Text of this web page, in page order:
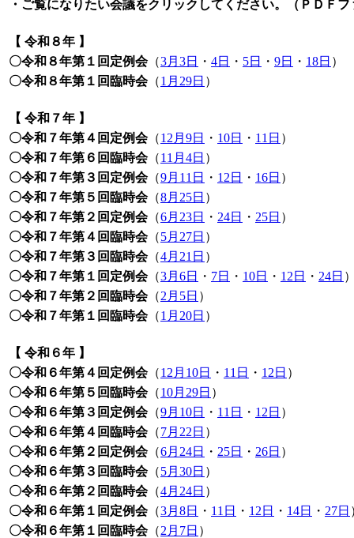
・ご覧になりたい会議をクリックしてください。（ＰＤＦフ
【 令和８年 】
〇令和８年第１回定例会（3月3日 ・ 4日 ・ 5日 ・ 9日 ・ 18日 ）
〇令和８年第１回臨時会（1月29日 ）
【 令和７年 】
〇令和７年第４回定例会（12月9日 ・ 10日 ・ 11日 ）
〇令和７年第６回臨時会（11月4日 ）
〇令和７年第３回定例会（9月11日 ・ 12日 ・ 16日 ）
〇令和７年第５回臨時会（8月25日 ）
〇令和７年第２回定例会（6月23日 ・ 24日 ・ 25日 ）
〇令和７年第４回臨時会（5月27日 ）
〇令和７年第３回臨時会（4月21日 ）
〇令和７年第１回定例会（3月6日 ・ 7日 ・ 10日 ・ 12日 ・ 24日
〇令和７年第２回臨時会（2月5日 ）
〇令和７年第１回臨時会（1月20日 ）
【 令和６年 】
〇令和６年第４回定例会（12月10日 ・ 11日 ・ 12日 ）
〇令和６年第５回臨時会（10月29日 ）
〇令和６年第３回定例会（9月10日 ・ 11日 ・ 12日 ）
〇令和６年第４回臨時会（7月22日 ）
〇令和６年第２回定例会（6月24日 ・ 25日 ・ 26日 ）
〇令和６年第３回臨時会（5月30日 ）
〇令和６年第２回臨時会（4月24日 ）
〇令和６年第１回定例会（3月8日 ・ 11日 ・ 12日 ・ 14日 ・ 27日
〇令和６年第１回臨時会（2月7日 ）